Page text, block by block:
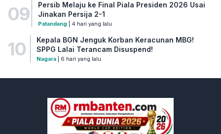
09
Persib Melaju ke Final Piala Presiden 2026 Usai
Jinakan Persija 2-1
Patandang | 4 hari yang lalu
10
Kepala BGN Jenguk Korban Keracunan MBG!
SPPG Lalai Terancam Disuspend!
Nagara| 6 hari yang lalu